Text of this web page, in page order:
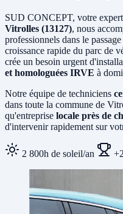
SUD CONCEPT, votre
Vitrolles (13127), nous
professionnels dans le passage
croissance rapide du parc de
crée un besoin urgent
et homologuées IRVE à
Notre équipe de techniciens
dans toute la commune de
qu'entreprise locale près de
d'intervenir rapidement sur
2 800h de soleil/an